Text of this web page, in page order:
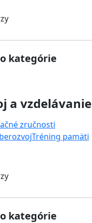
kategórie
a vzdelávanie
zručnosti
Tréning pamäti
kategórie